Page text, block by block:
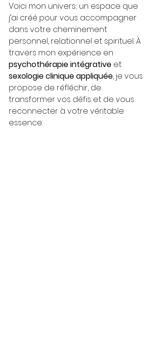
Voici mon univers; un espace que
j’ai créé pour vous accompagner
dans votre cheminement
personnel, relationnel et spirituel. À
travers mon expérience en
psychothérapie intégrative et
sexologie clinique appliquée, je vous
propose de réfléchir, de
transformer vos défis et de vous
reconnecter à votre véritable
essence.